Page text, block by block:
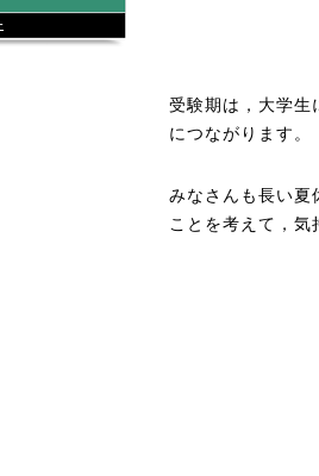
受験期は，大学生
につながります。
みなさんも長い夏
ことを考えて，気